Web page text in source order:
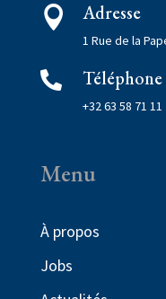
 Adresse
1 Rue de la
 Téléphone
+32 63 58 71 11
Menu
À propos
Jobs